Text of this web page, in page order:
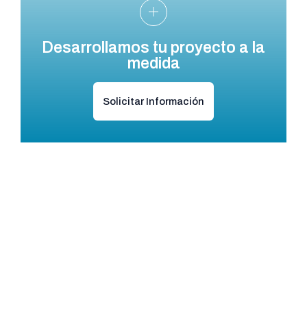
Desarrollamos tu proyecto a la
medida
Solicitar Información